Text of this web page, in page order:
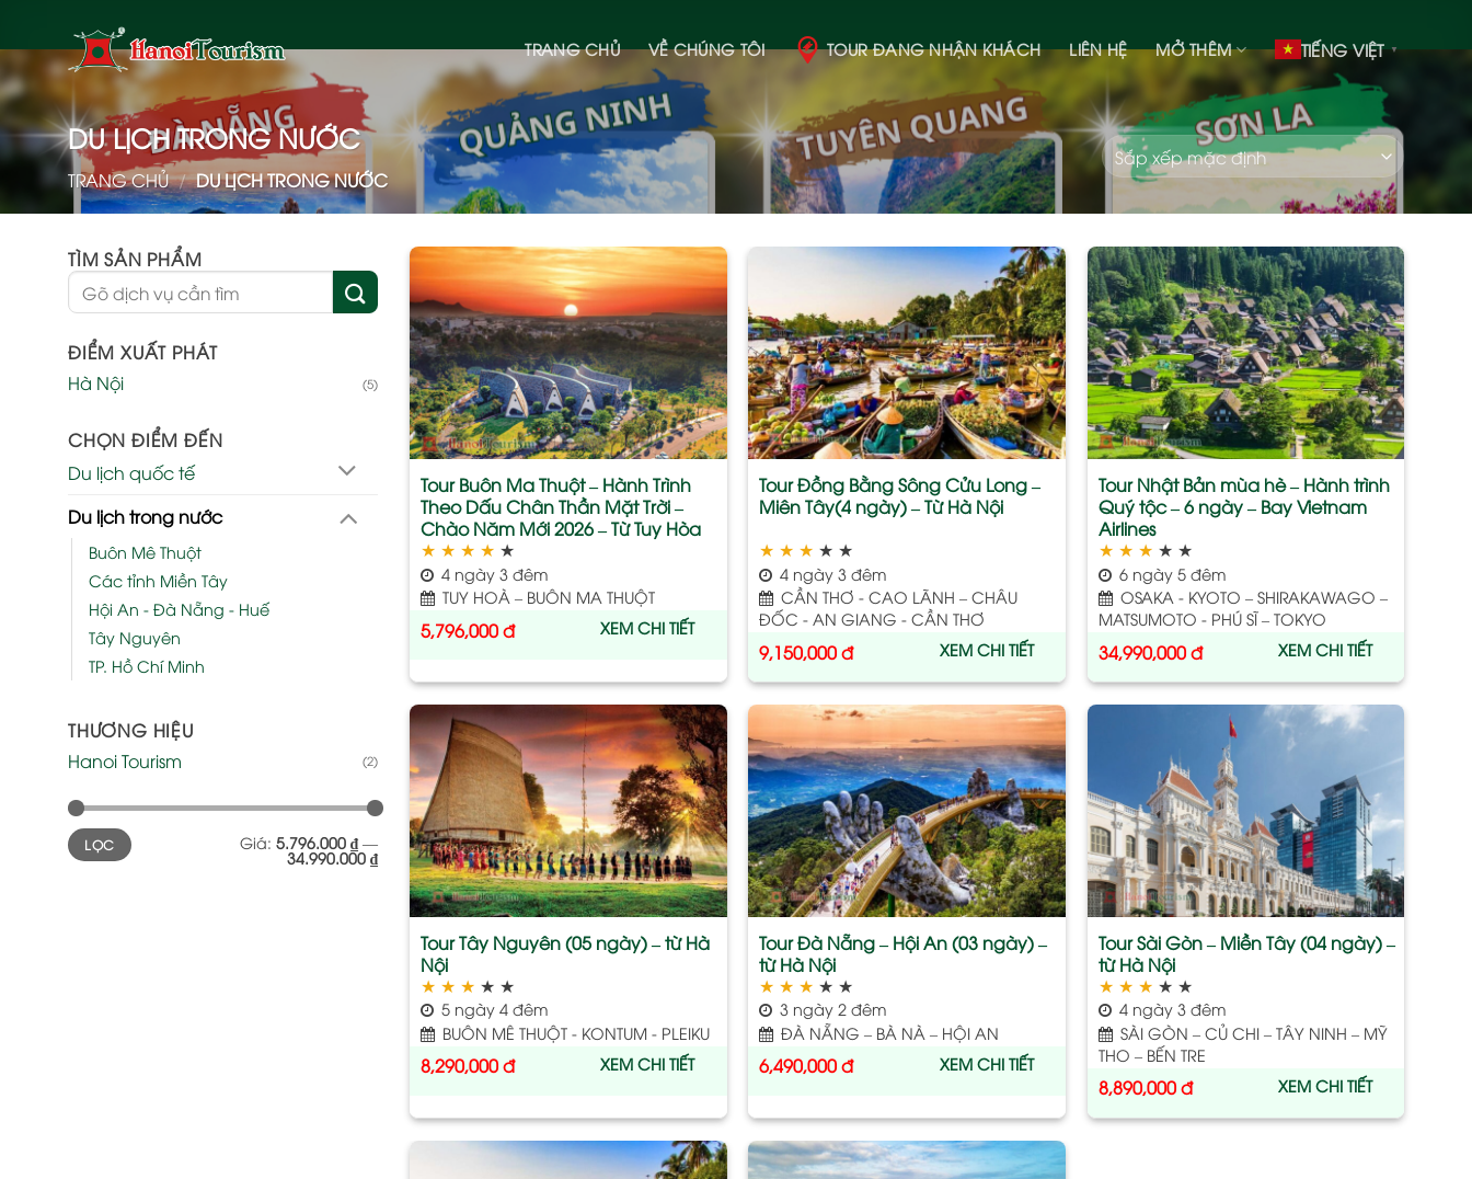
dung
TRANG CHỦ VỀ CHÚNG TÔI TOUR ĐANG NHẬN KHÁCH LIÊN HỆ MỞ THÊM TIẾNG VIỆT ▼
DU LỊCH TRONG NƯỚC
TRANG CHỦ / DU LỊCH TRONG NƯỚC
TÌM SẢN PHẨM
Tìm
kiếm:
ĐIỂM XUẤT PHÁT
Hà Nội
(5)
CHỌN ĐIỂM ĐẾN
Du lịch quốc tế
Du lịch trong nước
Buôn Mê Thuột
Các tỉnh Miền Tây
Hội An - Đà Nẵng - Huế
Tây Nguyên
TP. Hồ Chí Minh
THƯƠNG HIỆU
Hanoi Tourism
(2)
Giá
tối
thiểu
Giá
tối
đa
LỌC Giá: 5.796.000 ₫—
34.990.000 ₫
Add
to
wishlist
Tour Buôn Ma Thuột – Hành Trình
Theo Dấu Chân Thần Mặt Trời –
Chào Năm Mới 2026 – Từ Tuy Hòa
★ ★ ★ ★ ★
4 ngày 3 đêm
TUY HOÀ – BUÔN MA THUỘT
5,796,000đ XEM CHI TIẾT
Add
to
wishlist
Tour Đồng Bằng Sông Cửu Long –
Miên Tây(4 ngày) – Từ Hà Nội
★ ★ ★ ★ ★
4 ngày 3 đêm
CẦN THƠ - CAO LÃNH – CHÂU
ĐỐC - AN GIANG - CẦN THƠ
9,150,000đ XEM CHI TIẾT
Add
to
wishlist
Tour Nhật Bản mùa hè – Hành trình
Quý tộc – 6 ngày – Bay Vietnam
Airlines
★ ★ ★ ★ ★
6 ngày 5 đêm
OSAKA - KYOTO – SHIRAKAWAGO –
MATSUMOTO - PHÚ SĨ – TOKYO
34,990,000đ XEM CHI TIẾT
Add
to
wishlist
Tour Tây Nguyên (05 ngày) – từ Hà
Nội
★ ★ ★ ★ ★
5 ngày 4 đêm
BUÔN MÊ THUỘT - KONTUM - PLEIKU
8,290,000đ XEM CHI TIẾT
Add
to
wishlist
Tour Đà Nẵng – Hội An (03 ngày) –
từ Hà Nội
★ ★ ★ ★ ★
3 ngày 2 đêm
ĐÀ NẴNG – BÀ NÀ – HỘI AN
6,490,000đ XEM CHI TIẾT
wishlist
Tour Sài Gòn – Miền Tây (04 ngày) –
từ Hà Nội
★ ★ ★ ★ ★
4 ngày 3 đêm
SÀI GÒN – CỦ CHI – TÂY NINH – MỸ
THO – BẾN TRE
8,890,000đ XEM CHI TIẾT